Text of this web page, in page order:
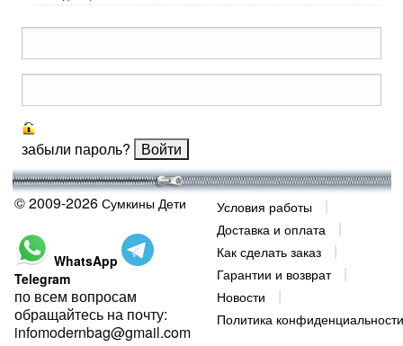
забыли пароль?
© 2009-2026 Сумкины Дети
WhatsApp
Telegram
по всем вопросам
обращайтесь на почту:
infomodernbag@gmail.com
Условия работы
Доставка и оплата
Как сделать заказ
Гарантии и возврат
Новости
Политика конфиденциальности